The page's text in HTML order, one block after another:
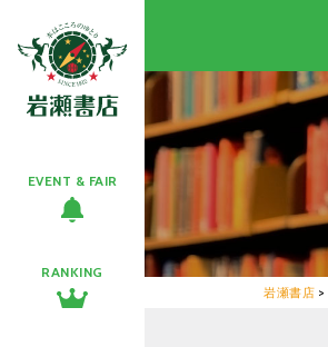
EVENT & FAIR
RANKING
岩瀬書店 >